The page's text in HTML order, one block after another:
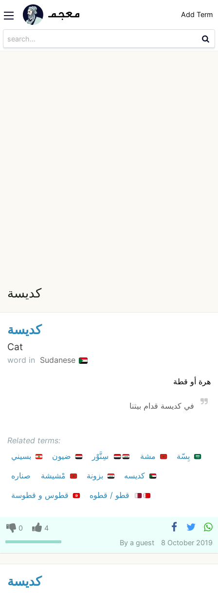
Add Term
كديسة
كديسة
Cat
word in Sudanese
هرة أو قطة
في كديسة قدام بيتنا
Related terms:
بسيني
ضيون سِنَّوْر مشة
بِسّة
صناره
مْشيشة بزونة
كديسه
قطوس و قطوسة
قطو / قطوه
0
4
By a guest 8 October 2019
كديسة